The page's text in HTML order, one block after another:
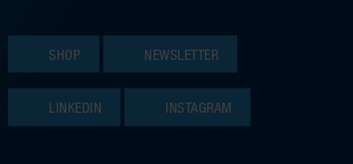
SHOP NEWSLETTER
LINKEDIN INSTAGRAM